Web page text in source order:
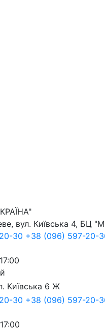
вул. Київська 4, БЦ
30 +38 (096) 597-20-
Київська 6 Ж
30 +38 (096) 597-20-